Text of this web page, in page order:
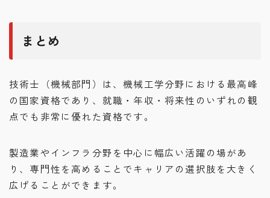
まとめ
技術士（機械部門）は、機械工学分野における最高峰
の国家資格であり、就職・年収・将来性のいずれの観
点でも非常に優れた資格です。
製造業やインフラ分野を中心に幅広い活躍の場があ
り、専門性を高めることでキャリアの選択肢を大きく
広げることができます。